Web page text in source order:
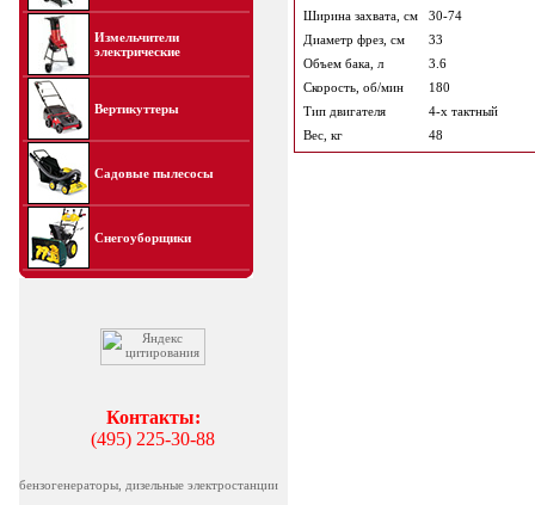
Измельчители
электрические
Вертикуттеры
Садовые пылесосы
Снегоуборщики
Контакты:
(495) 225-30-88
бензогенераторы, дизельные электростанции
Ширина захвата, см
30-74
Диаметр фрез, см
33
Объем бака, л
3.6
Скорость, об/мин
180
Тип двигателя
4-х тактный
Вес, кг
48